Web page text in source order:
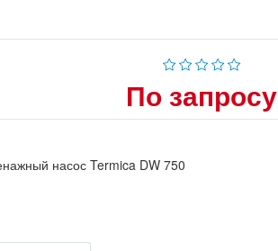
По запросу
насос Termica DW 750